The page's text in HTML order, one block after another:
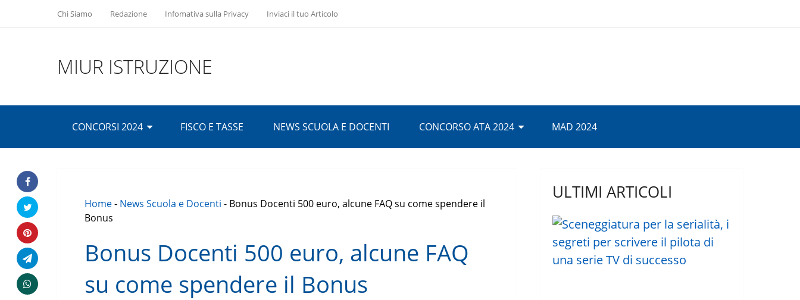
Chi Siamo Redazione Infomativa sulla Privacy Inviaci il tuo Articolo
MIUR ISTRUZIONE
CONCORSI 2024 FISCO E TASSE NEWS SCUOLA E DOCENTI CONCORSO ATA 2024 MAD 2024
Home- News Scuola e Docenti - Bonus Docenti 500 euro, alcune FAQ su come spendere il
Bonus
Bonus Docenti 500 euro, alcune FAQ
su come spendere il Bonus
ULTIMI ARTICOLI